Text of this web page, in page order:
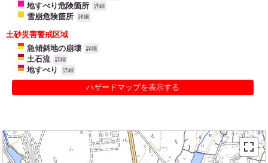
地すべり危険箇所 詳細
雪崩危険箇所 詳細
土砂災害警戒区域
急傾斜地の崩壊
詳細
土石流 詳細
地すべり 詳細
ハザードマップを表示する